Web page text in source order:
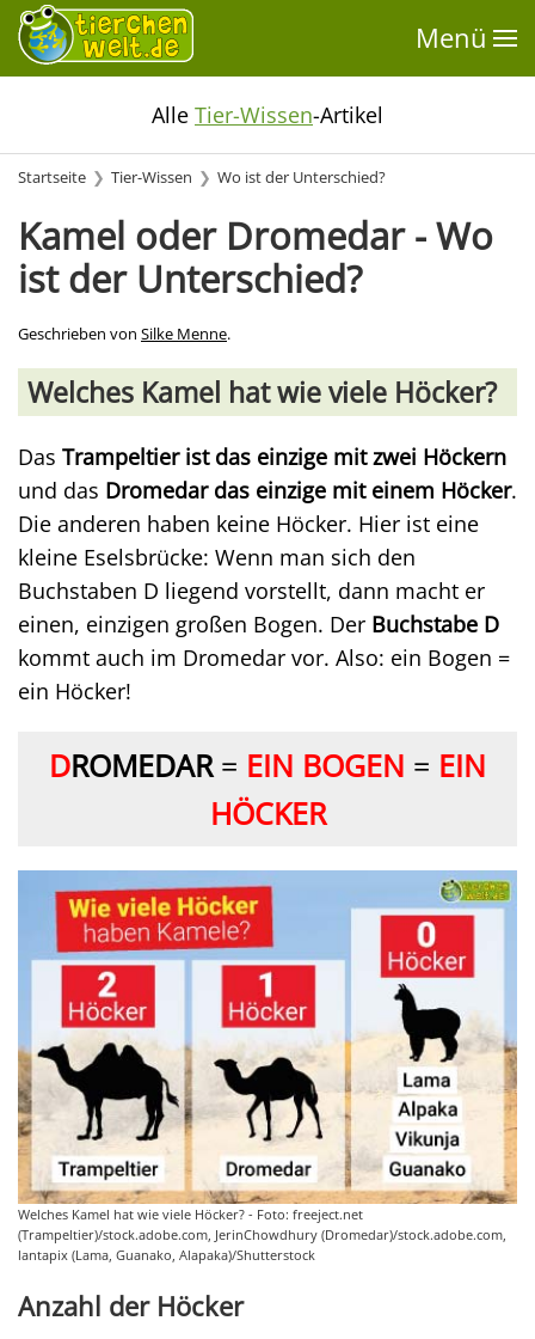
Menü
Alle Tier-Wissen-Artikel
Startseite Tier-Wissen Wo ist der Unterschied?
Kamel oder Dromedar - Wo
ist der Unterschied?
Geschrieben von Silke Menne.
Welches Kamel hat wie viele Höcker?
Das Trampeltier ist das einzige mit zwei Höckern
und das Dromedar das einzige mit einem Höcker.
Die anderen haben keine Höcker. Hier ist eine
kleine Eselsbrücke: Wenn man sich den
Buchstaben D liegend vorstellt, dann macht er
einen, einzigen großen Bogen. Der Buchstabe D
kommt auch im Dromedar vor. Also: ein Bogen =
ein Höcker!
DROMEDAR = EIN BOGEN = EIN
HÖCKER
Welches Kamel hat wie viele Höcker? - Foto: freeject.net
(Trampeltier)/stock.adobe.com, JerinChowdhury (Dromedar)/stock.adobe.com,
lantapix (Lama, Guanako, Alapaka)/Shutterstock
Anzahl der Höcker